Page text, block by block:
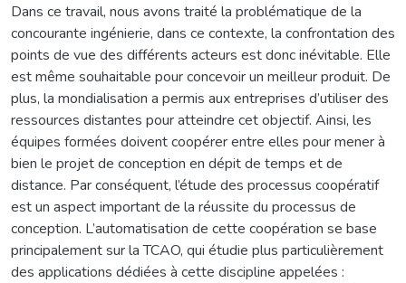
Dans ce travail, nous avons traité la problématique de la
concourante ingénierie, dans ce contexte, la confrontation des
points de vue des différents acteurs est donc inévitable. Elle
est même souhaitable pour concevoir un meilleur produit. De
plus, la mondialisation a permis aux entreprises d’utiliser des
ressources distantes pour atteindre cet objectif. Ainsi, les
équipes formées doivent coopérer entre elles pour mener à
bien le projet de conception en dépit de temps et de
distance. Par conséquent, l’étude des processus coopératif
est un aspect important de la réussite du processus de
conception. L’automatisation de cette coopération se base
principalement sur la TCAO, qui étudie plus particulièrement
des applications dédiées à cette discipline appelées :